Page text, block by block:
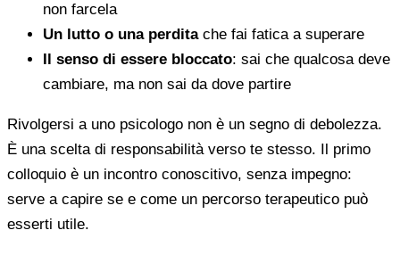
non farcela
Un lutto o una perditache fai fatica a superare
Il senso di essere bloccato: sai che qualcosa deve
cambiare, ma non sai da dove partire
Rivolgersi a uno psicologo non è un segno di debolezza.
È una scelta di responsabilità verso te stesso. Il primo
colloquio è un incontro conoscitivo, senza impegno:
serve a capire se e come un percorso terapeutico può
esserti utile.